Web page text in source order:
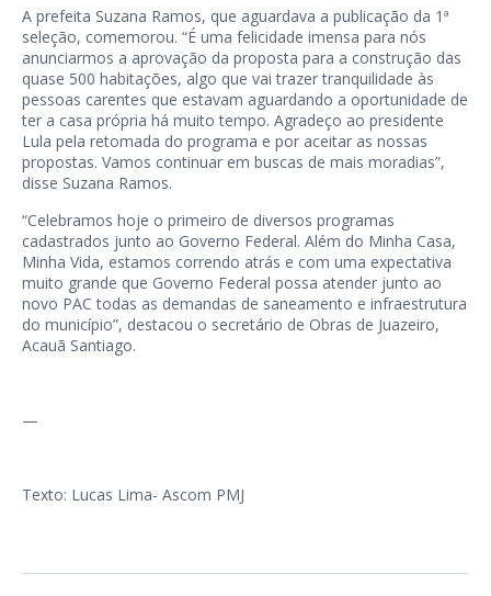
A prefeita Suzana Ramos, que aguardava a publicação da 1ª
seleção, comemorou. “É uma felicidade imensa para nós
anunciarmos a aprovação da proposta para a construção das
quase 500 habitações, algo que vai trazer tranquilidade às
pessoas carentes que estavam aguardando a oportunidade de
ter a casa própria há muito tempo. Agradeço ao presidente
Lula pela retomada do programa e por aceitar as nossas
propostas. Vamos continuar em buscas de mais moradias”,
disse Suzana Ramos.
“Celebramos hoje o primeiro de diversos programas
cadastrados junto ao Governo Federal. Além do Minha Casa,
Minha Vida, estamos correndo atrás e com uma expectativa
muito grande que Governo Federal possa atender junto ao
novo PAC todas as demandas de saneamento e infraestrutura
do município”, destacou o secretário de Obras de Juazeiro,
Acauã Santiago.
—
Texto: Lucas Lima- Ascom PMJ